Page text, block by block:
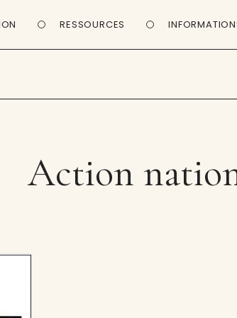
RESSOURCES
Action